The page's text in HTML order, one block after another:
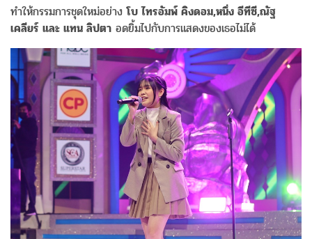
ทำให้กรรมการชุดใหม่อย่างโบ ไทรอัมพ์ คิงดอม,หนึ่ง อีทีซี,ณัฐ
เคลียร์ และ แทน ลิปตา อดยิ้มไปกับการแสดงของเธอไม่ได้